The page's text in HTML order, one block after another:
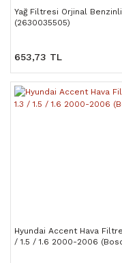
Yağ Filtresi Orjinal Benzinli
(2630035505)
653,73 TL
Hyundai Accent Hava
/ 1.5 / 1.6 2000-2006